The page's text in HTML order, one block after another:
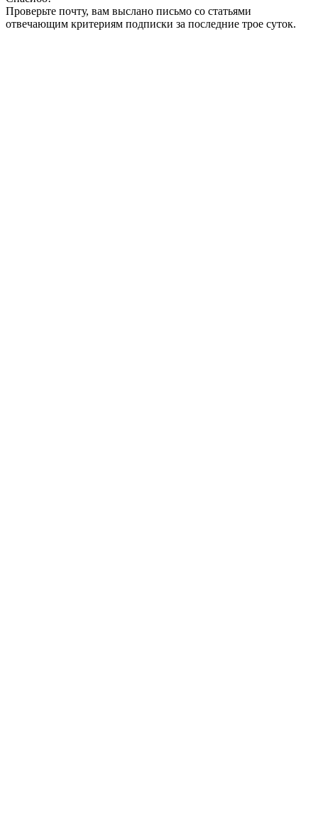
Проверьте почту, вам выслано письмо со статьями
отвечающим критериям подписки за последние трое суток.